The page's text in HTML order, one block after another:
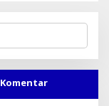
Komentar